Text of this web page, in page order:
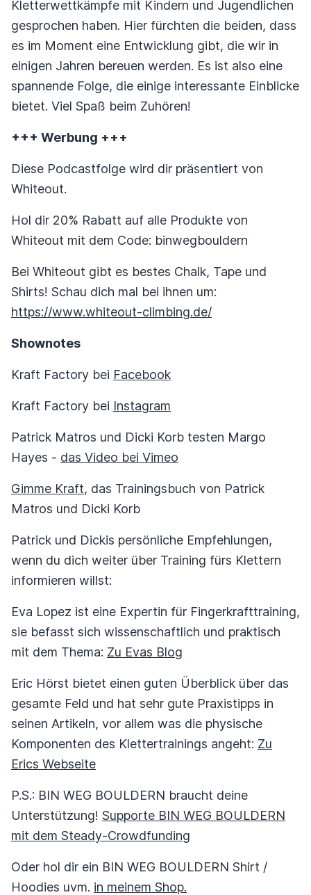
Kletterwettkämpfe mit Kindern und Jugendlichen
gesprochen haben. Hier fürchten die beiden, dass
es im Moment eine Entwicklung gibt, die wir in
einigen Jahren bereuen werden. Es ist also eine
spannende Folge, die einige interessante Einblicke
bietet. Viel Spaß beim Zuhören!
+++ Werbung +++
Diese Podcastfolge wird dir präsentiert von
Whiteout.
Hol dir 20% Rabatt auf alle Produkte von
Whiteout mit dem Code: binwegbouldern
Bei Whiteout gibt es bestes Chalk, Tape und
Shirts! Schau dich mal bei ihnen um:
https://www.whiteout-climbing.de/
Shownotes
Kraft Factory bei Facebook
Kraft Factory bei Instagram
Patrick Matros und Dicki Korb testen Margo
Hayes - das Video bei Vimeo
Gimme Kraft, das Trainingsbuch von Patrick
Matros und Dicki Korb
Patrick und Dickis persönliche Empfehlungen,
wenn du dich weiter über Training fürs Klettern
informieren willst:
Eva Lopez ist eine Expertin für Fingerkrafttraining,
sie befasst sich wissenschaftlich und praktisch
mit dem Thema: Zu Evas Blog
Eric Hörst bietet einen guten Überblick über das
gesamte Feld und hat sehr gute Praxistipps in
seinen Artikeln, vor allem was die physische
Komponenten des Klettertrainings angeht: Zu
Erics Webseite
P.S.: BIN WEG BOULDERN braucht deine
Unterstützung! Supporte BIN WEG BOULDERN
mit dem Steady-Crowdfunding
Oder hol dir ein BIN WEG BOULDERN Shirt /
Hoodies uvm. in meinem Shop.